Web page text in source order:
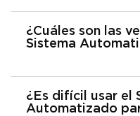
¿Cuáles son las
Sistema
¿Es difícil usar el
Automatizado